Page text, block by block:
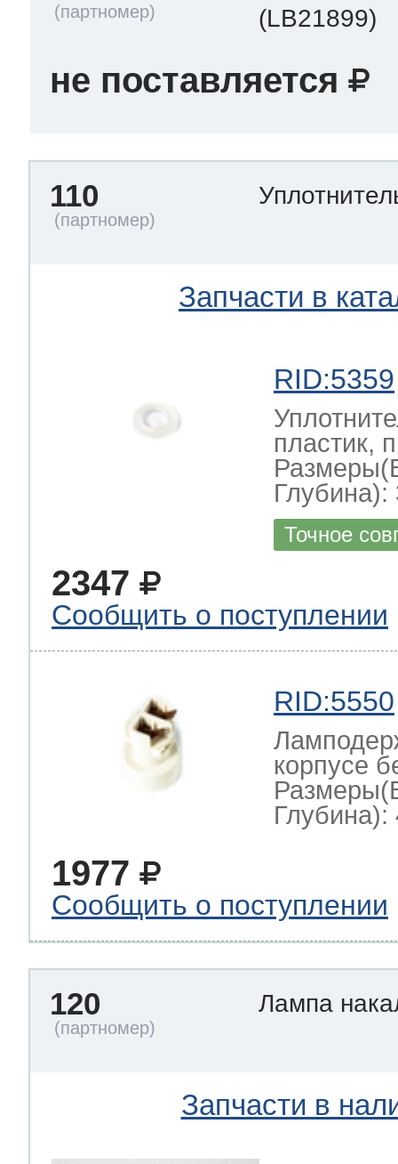
(LB21899)
не поставляется
110
Запчасти в
RID:5359
пластик,
Глубина):
Точное
2347
Сообщить о поступлении
RID:5550
корпусе
Глубина):
1977
Сообщить о поступлении
120 Лампа
Запчасти в